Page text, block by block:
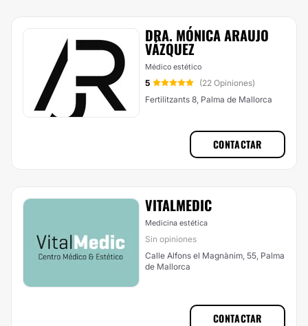
DRA. MÓNICA ARAUJO
VÁZQUEZ
Médico estético
5
(22 Opiniones)
Fertilitzants 8, Palma de Mallorca
CONTACTAR
VITALMEDIC
Medicina estética
Sin opiniones
Calle Alfons el Magnànim, 55, Palma
de Mallorca
CONTACTAR